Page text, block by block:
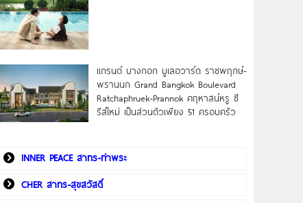
แกรนด์ บางกอก บูเลอวาร์ด ราชพฤกษ์-
พรานนก Grand Bangkok Boulevard
Ratchaphruek-Prannok คฤหาสน์หรู ซี
รีส์ใหม่ เป็นส่วนตัวเพียง 51 ครอบครัว
INNER PEACE สาทร-ท่าพระ
CHER สาทร-สุขสวัสดิ์